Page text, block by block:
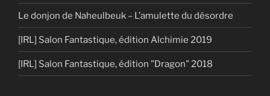
Le donjon de Naheulbeuk – L’amulette du désordre
[IRL] Salon Fantastique, édition Alchimie 2019
[IRL] Salon Fantastique, édition "Dragon" 2018